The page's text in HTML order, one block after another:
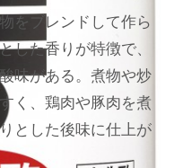
をブレンドして作ら
した香りが特徴で、
味がある。煮物や炒
く、鶏肉や豚肉を煮
とした後味に仕上が